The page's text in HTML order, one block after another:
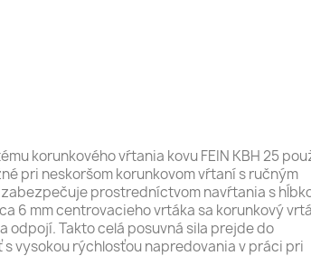
korunkového vŕtania kovu FEIN KBH 25
pri neskoršom korunkovom vŕtaní s ručným
prostredníctvom navŕtania s
6 mm centrovacieho vrtáka sa korunkový
odpojí. Takto celá posuvná sila prejde do
vysokou rýchlosťou napredovania v práci pri